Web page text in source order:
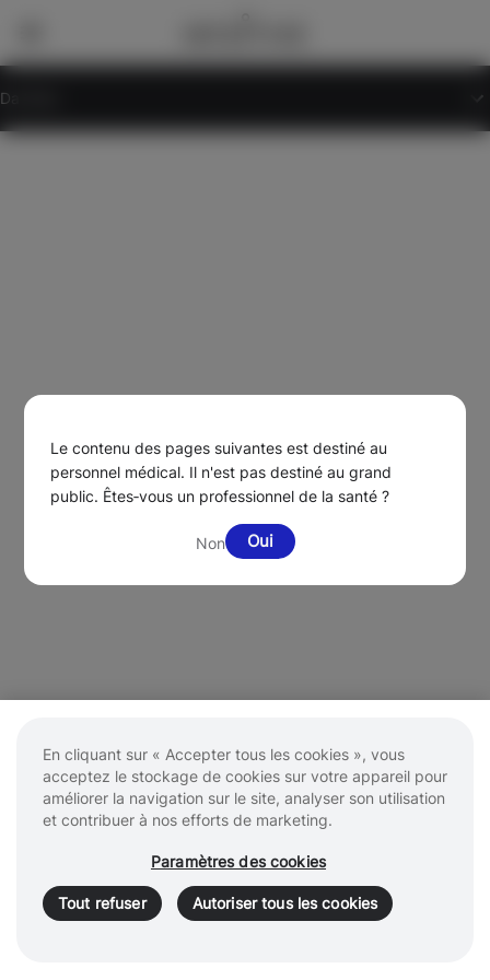
Da Vinci
Le contenu des pages suivantes est destiné au
personnel médical. Il n'est pas destiné au grand
public. Êtes‑vous un professionnel de la santé ?
Non Oui
En cliquant sur « Accepter tous les cookies », vous
acceptez le stockage de cookies sur votre appareil pour
améliorer la navigation sur le site, analyser son utilisation
et contribuer à nos efforts de marketing.
Paramètres des cookies
Tout refuser Autoriser tous les cookies